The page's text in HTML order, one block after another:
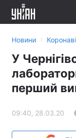
Новини ›
У
перший
09:40, 28.03.20